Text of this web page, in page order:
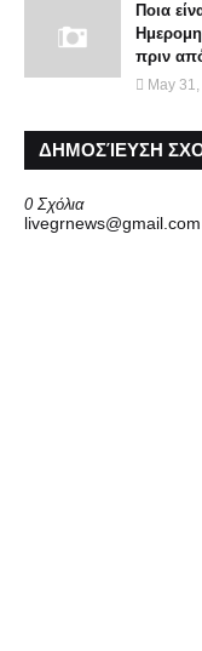
Ποια
πριν
May
ΔΗΜΟΣΊΕΥΣΗ
0 Σχόλια
livegrnews@gmail.com